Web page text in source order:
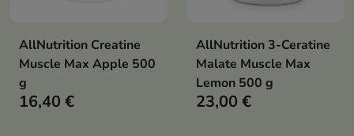
AllNutrition Creatine
Muscle Max Apple 500
g
16,40 €
AllNutrition 3-Ceratine
Malate Muscle Max
Lemon 500 g
23,00 €